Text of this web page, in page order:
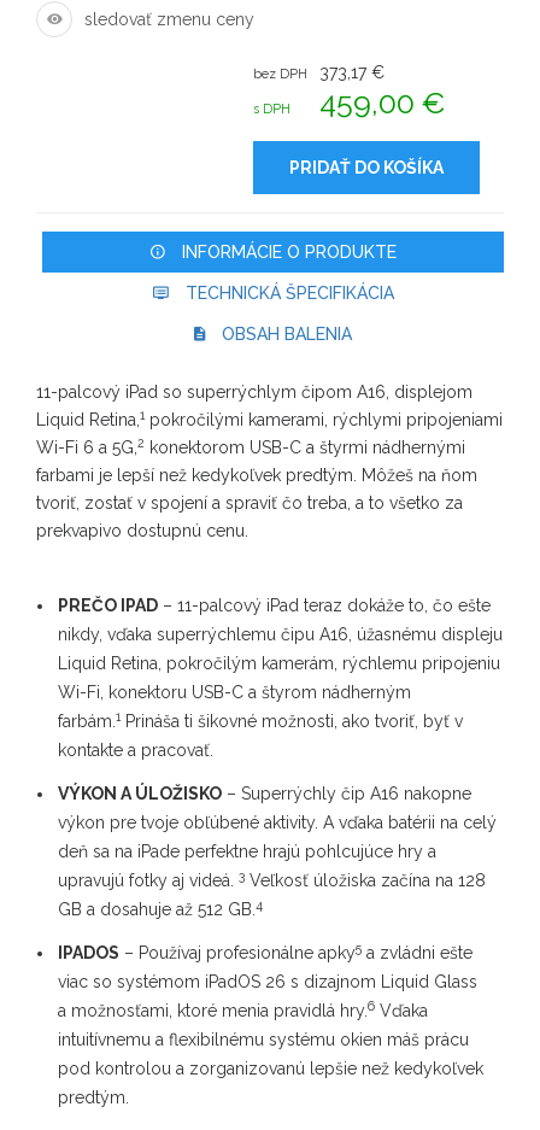
sledovať zmenu ceny
bez DPH 373,17 €
s DPH 459,00 €
PRIDAŤ DO KOŠÍKA
INFORMÁCIE O PRODUKTE
TECHNICKÁ ŠPECIFIKÁCIA
OBSAH BALENIA
11-palcový iPad so superrýchlym čipom A16, displejom
Liquid Retina, 1pokročilými kamerami, rýchlymi pripojeniami
Wi-Fi 6 a 5G, 2 konektorom USB-C a štyrmi nádhernými
farbami je lepší než kedykoľvek predtým. Môžeš na ňom
tvoriť, zostať v spojení a spraviť čo treba, a to všetko za
prekvapivo dostupnú cenu.
PREČO IPAD – 11-palcový iPad teraz dokáže to, čo ešte
nikdy, vďaka superrýchlemu čipu A16, úžasnému displeju
Liquid Retina, pokročilým kamerám, rýchlemu pripojeniu
Wi-Fi, konektoru USB-C a štyrom nádherným
farbám. 1Prináša ti šikovné možnosti, ako tvoriť, byť v
kontakte a pracovať.
VÝKON A ÚLOŽISKO – Superrýchly čip A16 nakopne
výkon pre tvoje obľúbené aktivity. A vďaka batérii na celý
deň sa na iPade perfektne hrajú pohlcujúce hry a
upravujú fotky aj videá.
3 Veľkosť úložiska začína na 128
GB a dosahuje až 512 GB. 4
IPADOS – Používaj profesionálne apky5 a zvládni ešte
viac so systémom iPadOS 26 s dizajnom Liquid Glass
a možnosťami, ktoré menia pravidlá hry.6 Vďaka
intuitívnemu a flexibilnému systému okien máš prácu
pod kontrolou a zorganizovanú lepšie než kedykoľvek
predtým.